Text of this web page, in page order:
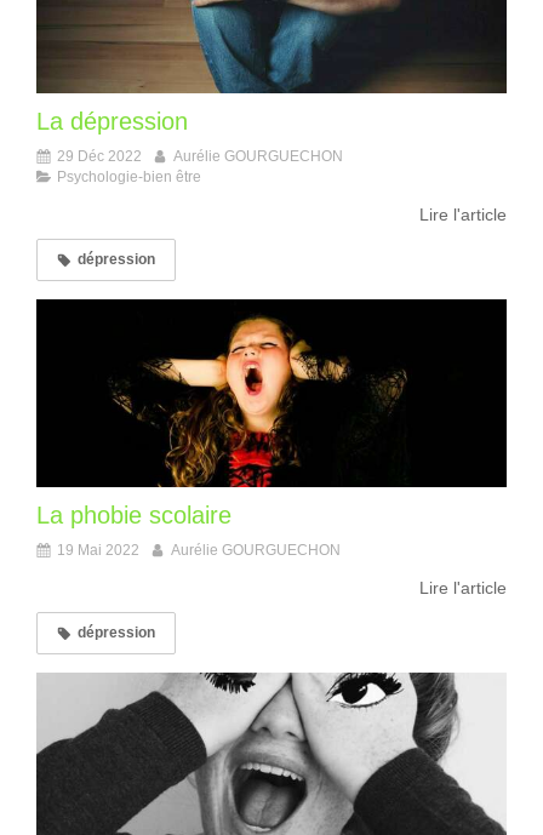
La dépression
29 Déc 2022
Aurélie GOURGUECHON
Psychologie-bien être
Lire l'article
dépression
La phobie scolaire
19 Mai 2022 Aurélie GOURGUECHON
Lire l'article
dépression